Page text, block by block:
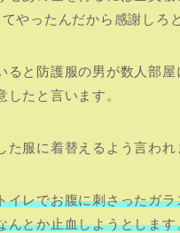
やったんだから感謝しろ
ると防護服の男が数人部屋
したと言います。
た服に着替えるよう言われ
イレでお腹に刺さったガ
んとか止血しようとします